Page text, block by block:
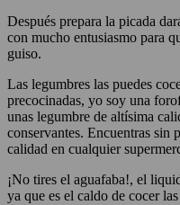
Después prepara la picada
con mucho entusiasmo para
guiso.
Las legumbres las puedes
precocinadas, yo soy una
unas legumbre de altísima
conservantes. Encuentras sin
calidad en cualquier
¡No tires el aguafaba!, el
ya que es el caldo de cocer